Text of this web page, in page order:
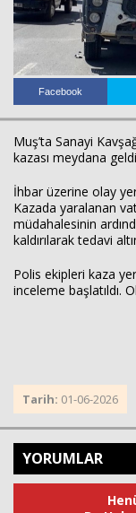
Facebook
Muş’ta Sanayi
kazası meydana
İhbar üzerine olay
Kazada yaralanan
müdahalesinin
kaldırılarak tedavi
Polis ekipleri kaza
inceleme başlatıldı.
Tarih: 01-06-2026
YORUMLAR